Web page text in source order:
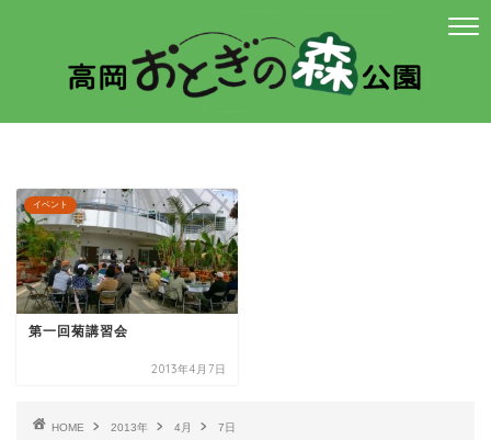
イベント
第一回菊講習会
2013年4月7日
HOME 2013年 4月 7日